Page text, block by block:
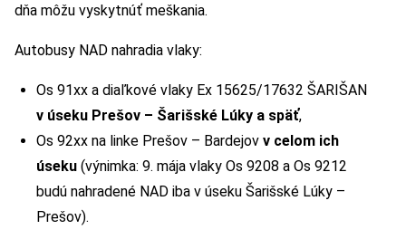
dňa môžu vyskytnúť meškania.
Autobusy NAD nahradia vlaky:
Os 91xx a diaľkové vlaky Ex 15625/17632 ŠARIŠAN
v úseku Prešov – Šarišské Lúky a späť,
Os 92xx na linke Prešov – Bardejov v celom ich
úseku (výnimka: 9. mája vlaky Os 9208 a Os 9212
budú nahradené NAD iba v úseku Šarišské Lúky –
Prešov).